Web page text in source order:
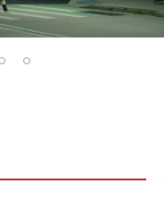
Germany
India